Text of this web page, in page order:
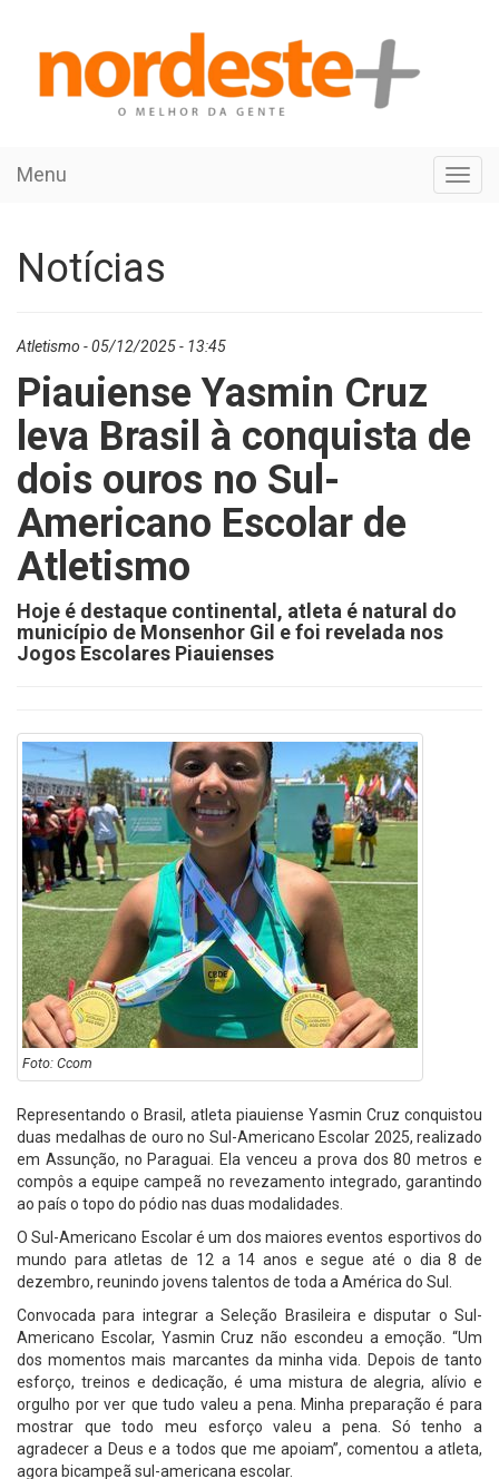
Menu
Notícias
Atletismo - 05/12/2025 - 13:45
Piauiense Yasmin Cruz
leva Brasil à conquista de
dois ouros no Sul-
Americano Escolar de
Atletismo
Hoje é destaque continental, atleta é natural do
município de Monsenhor Gil e foi revelada nos
Jogos Escolares Piauienses
Foto: Ccom
Representando o Brasil, atleta piauiense Yasmin Cruz conquistou
duas medalhas de ouro no Sul-Americano Escolar 2025, realizado
em Assunção, no Paraguai. Ela venceu a prova dos 80 metros e
compôs a equipe campeã no revezamento integrado, garantindo
ao país o topo do pódio nas duas modalidades.
O Sul-Americano Escolar é um dos maiores eventos esportivos do
mundo para atletas de 12 a 14 anos e segue até o dia 8 de
dezembro, reunindo jovens talentos de toda a América do Sul.
Convocada para integrar a Seleção Brasileira e disputar o Sul-
Americano Escolar, Yasmin Cruz não escondeu a emoção. “Um
dos momentos mais marcantes da minha vida. Depois de tanto
esforço, treinos e dedicação, é uma mistura de alegria, alívio e
orgulho por ver que tudo valeu a pena. Minha preparação é para
mostrar que todo meu esforço valeu a pena. Só tenho a
agradecer a Deus e a todos que me apoiam”, comentou a atleta,
agora bicampeã sul-americana escolar.